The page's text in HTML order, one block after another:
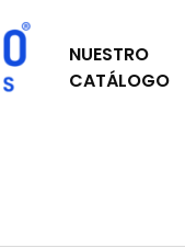
NUESTRO
CATÁLOGO